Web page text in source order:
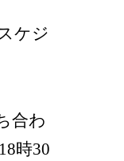
ケジ
合わ
時30